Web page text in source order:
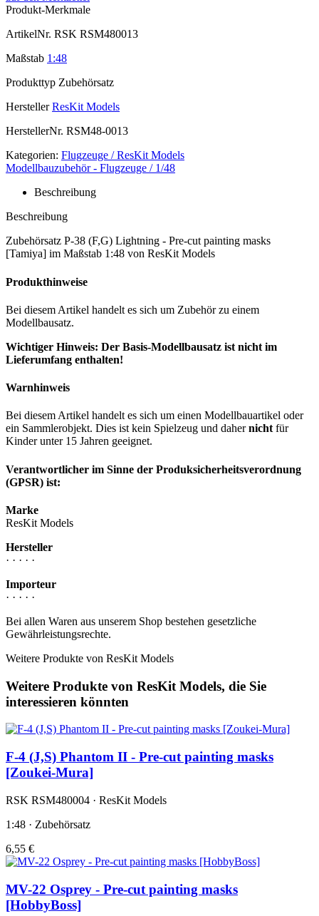
Produkt-Merkmale
ArtikelNr. RSK RSM480013
Maßstab 1:48
Produkttyp Zubehörsatz
Hersteller ResKit Models
HerstellerNr. RSM48-0013
Kategorien: Flugzeuge / ResKit Models
Modellbauzubehör - Flugzeuge / 1/48
Beschreibung
Beschreibung
Zubehörsatz P-38 (F,G) Lightning - Pre-cut painting masks
[Tamiya] im Maßstab 1:48 von ResKit Models
Produkthinweise
Bei diesem Artikel handelt es sich um Zubehör zu einem
Modellbausatz.
Wichtiger Hinweis: Der Basis-Modellbausatz ist nicht im
Lieferumfang enthalten!
Warnhinweis
Bei diesem Artikel handelt es sich um einen Modellbauartikel oder
ein Sammlerobjekt. Dies ist kein Spielzeug und dahernicht für
Kinder unter 15 Jahren geeignet.
Verantwortlicher im Sinne der Produksicherheitsverordnung
(GPSR) ist:
Marke
ResKit Models
Hersteller
· · · · ·
Importeur
· · · · ·
Bei allen Waren aus unserem Shop bestehen gesetzliche
Gewährleistungsrechte.
Weitere Produkte von ResKit Models
Weitere Produkte von ResKit Models, die Sie
interessieren könnten
F-4 (J,S) Phantom II - Pre-cut painting masks
[Zoukei-Mura]
RSK RSM480004 · ResKit Models
1:48 · Zubehörsatz
6,55 €
MV-22 Osprey - Pre-cut painting masks
[HobbyBoss]